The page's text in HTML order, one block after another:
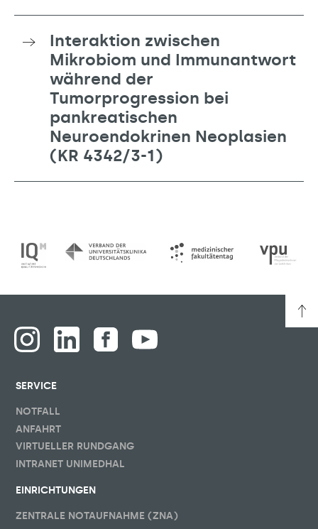
Interaktion zwischen
Mikrobiom und Immunantwort
während der
Tumorprogression bei
pankreatischen
Neuroendokrinen Neoplasien
(KR 4342/3-1)
SERVICE
NOTFALL
ANFAHRT
VIRTUELLER RUNDGANG
INTRANET UNIMEDHAL
EINRICHTUNGEN
ZENTRALE NOTAUFNAHME (ZNA)